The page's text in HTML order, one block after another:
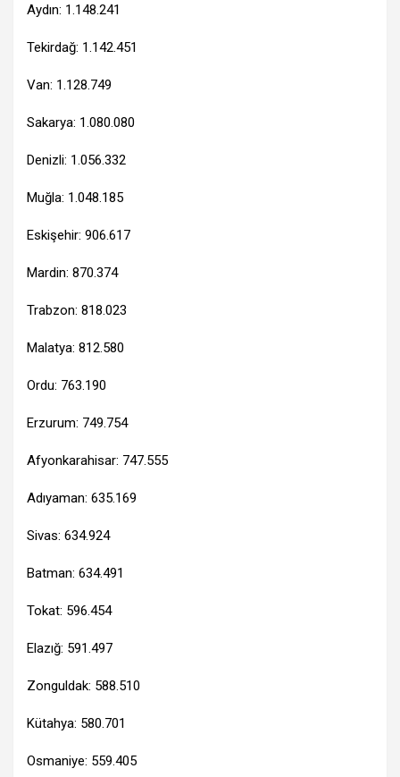
Aydın: 1.148.241
Tekirdağ: 1.142.451
Van: 1.128.749
Sakarya: 1.080.080
Denizli: 1.056.332
Muğla: 1.048.185
Eskişehir: 906.617
Mardin: 870.374
Trabzon: 818.023
Malatya: 812.580
Ordu: 763.190
Erzurum: 749.754
Afyonkarahisar: 747.555
Adıyaman: 635.169
Sivas: 634.924
Batman: 634.491
Tokat: 596.454
Elazığ: 591.497
Zonguldak: 588.510
Kütahya: 580.701
Osmaniye: 559.405